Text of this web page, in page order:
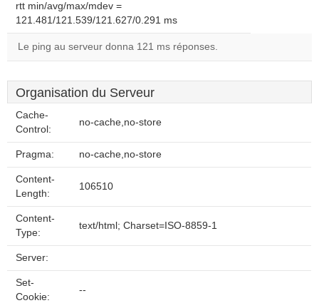
rtt min/avg/max/mdev =
121.481/121.539/121.627/0.291 ms
Le ping au serveur donna 121 ms réponses.
Organisation du Serveur
Cache-
Control:
no-cache,no-store
Pragma: no-cache,no-store
Content-
Length:
106510
Content-
Type:
text/html; Charset=ISO-8859-1
Server:
Set-
Cookie:
--